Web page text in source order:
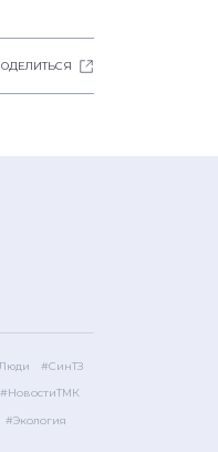
#СинТЗ
#НовостиТМК
#Экология